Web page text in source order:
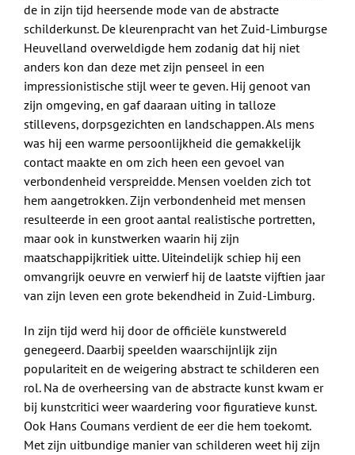
de in zijn tijd heersende mode van de abstracte
schilderkunst. De kleurenpracht van het Zuid-Limburgse
Heuvelland overweldigde hem zodanig dat hij niet
anders kon dan deze met zijn penseel in een
impressionistische stijl weer te geven. Hij genoot van
zijn omgeving, en gaf daaraan uiting in talloze
stillevens, dorpsgezichten en landschappen. Als mens
was hij een warme persoonlijkheid die gemakkelijk
contact maakte en om zich heen een gevoel van
verbondenheid verspreidde. Mensen voelden zich tot
hem aangetrokken. Zijn verbondenheid met mensen
resulteerde in een groot aantal realistische portretten,
maar ook in kunstwerken waarin hij zijn
maatschappijkritiek uitte. Uiteindelijk schiep hij een
omvangrijk oeuvre en verwierf hij de laatste vijftien jaar
van zijn leven een grote bekendheid in Zuid-Limburg.
In zijn tijd werd hij door de officiële kunstwereld
genegeerd. Daarbij speelden waarschijnlijk zijn
populariteit en de weigering abstract te schilderen een
rol. Na de overheersing van de abstracte kunst kwam er
bij kunstcritici weer waardering voor figuratieve kunst.
Ook Hans Coumans verdient de eer die hem toekomt.
Met zijn uitbundige manier van schilderen weet hij zijn